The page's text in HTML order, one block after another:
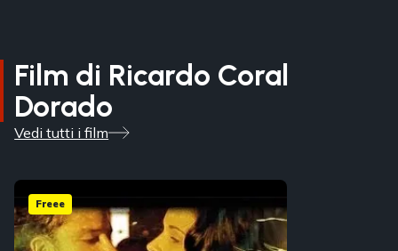
Film di Ricardo Coral
Dorado
Vedi tutti i film
Freee